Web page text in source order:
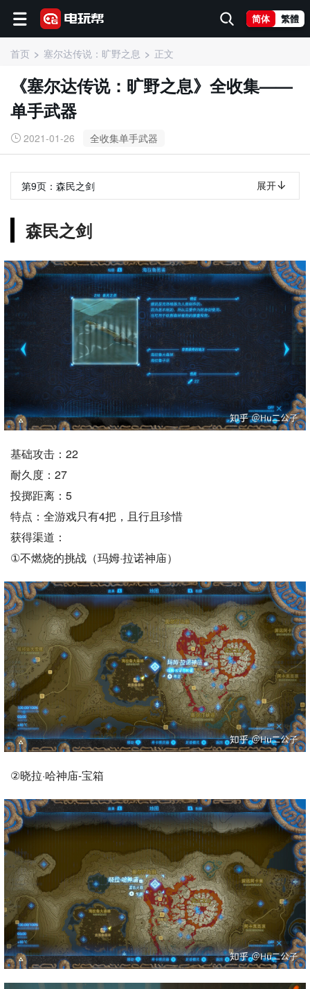
简体 繁體
首页 塞尔达传说：旷野之息 正文
《塞尔达传说：旷野之息》全收集——
单手武器
2021-01-26 全收集单手武器
第9页： 森民之剑 展开
森民之剑
基础攻击：22
耐久度：27
投掷距离：5
特点：全游戏只有4把，且行且珍惜
获得渠道：
①不燃烧的挑战（玛姆·拉诺神庙）
②晓拉·哈神庙-宝箱